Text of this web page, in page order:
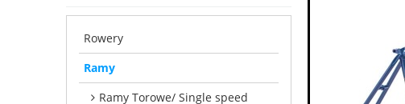
Rowery
Ramy
Ramy Torowe/ Single speed